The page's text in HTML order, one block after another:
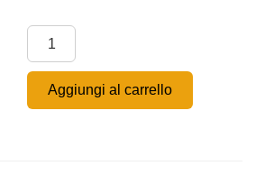
Aggiungi al carrello